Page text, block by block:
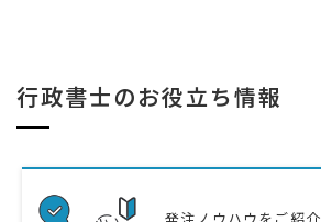
行政書士のお役立ち情報
発注ノウハウをご紹介